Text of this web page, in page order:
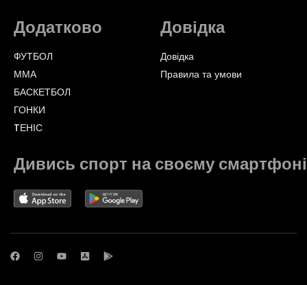
Додатково
ФУТБОЛ
ММА
БАСКЕТБОЛ
ГОНКИ
TЕНІС
Довідка
Довідка
Правила та умови
Дивись спорт на своєму смартфоні